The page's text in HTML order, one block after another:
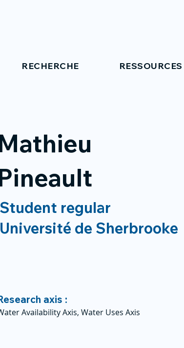
RECHERCHE RESSOURCES
Student regular
Université de Sherbrooke
axis :
Availability Axis, Water Uses Axis